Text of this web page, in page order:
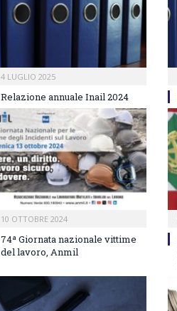
4 LUGLIO 2025
Relazione annuale Inail 2024
10 OTTOBRE 2024
74ª Giornata nazionale vittime
del lavoro, Anmil